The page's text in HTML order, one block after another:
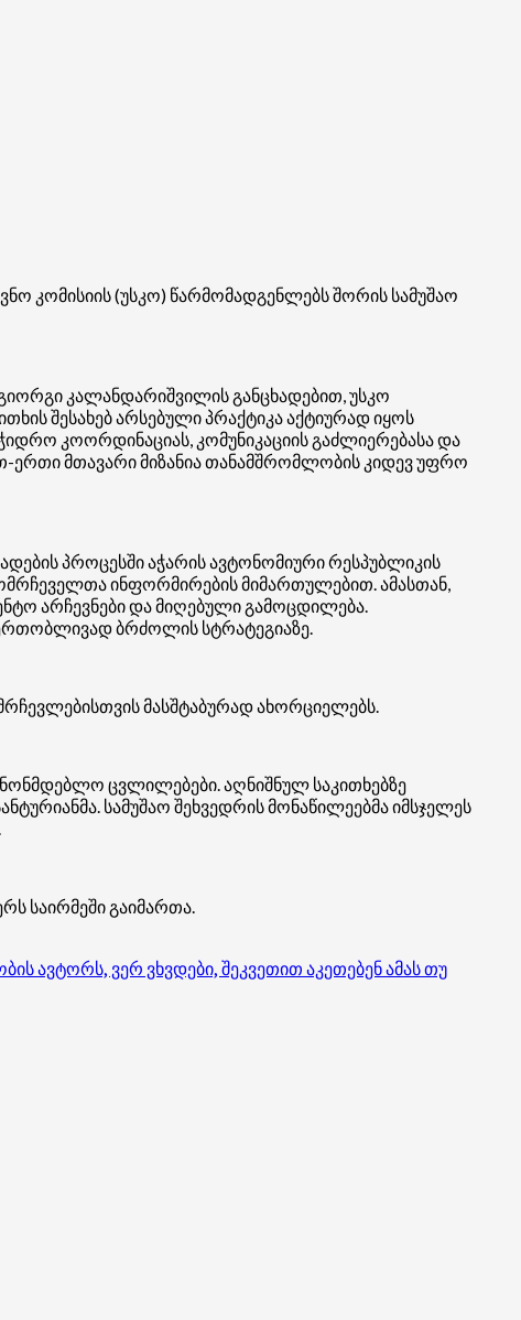
კომისიის (უსკო) წარმომადგენლებს შორის სამუშაო
კალანდარიშვილის განცხადებით, უსკო
შესახებ არსებული პრაქტიკა აქტიურად იყოს
კოორდინაციას, კომუნიკაციის გაძლიერებასა და
ერთი მთავარი მიზანია თანამშრომლობის კიდევ უფრო
პროცესში აჭარის ავტონომიური რესპუბლიკის
ინფორმირების მიმართულებით. ამასთან,
არჩევნები და მიღებული გამოცდილება.
ბრძოლის სტრატეგიაზე.
მასშტაბურად ახორციელებს.
ცვლილებები. აღნიშნულ საკითხებზე
სამუშაო შეხვედრის მონაწილეებმა იმსჯელეს
საირმეში გაიმართა.
ავტორს, ვერ ვხვდები, შეკვეთით აკეთებენ ამას თუ